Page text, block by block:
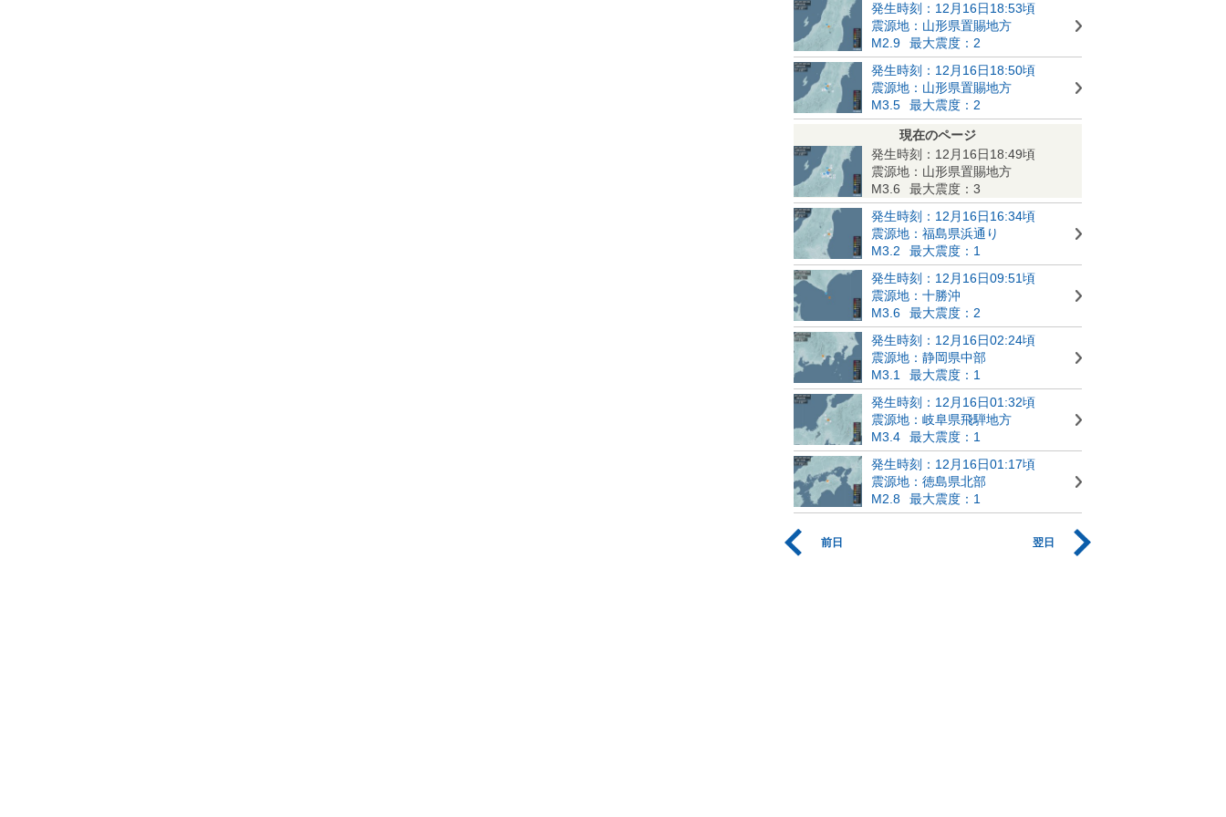
発生時刻：12月16日18:53頃
震源地：山形県置賜地方
M2.9
最大震度：2
発生時刻：12月16日18:50頃
震源地：山形県置賜地方
M3.5
最大震度：2
現在のページ
発生時刻：12月16日18:49頃
震源地：山形県置賜地方
M3.6
最大震度：3
発生時刻：12月16日16:34頃
震源地：福島県浜通り
M3.2
最大震度：1
発生時刻：12月16日09:51頃
震源地：十勝沖
M3.6
最大震度：2
発生時刻：12月16日02:24頃
震源地：静岡県中部
M3.1
最大震度：1
発生時刻：12月16日01:32頃
震源地：岐阜県飛騨地方
M3.4
最大震度：1
発生時刻：12月16日01:17頃
震源地：徳島県北部
M2.8
最大震度：1
前日 翌日